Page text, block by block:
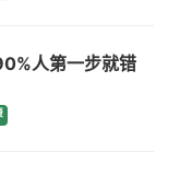
人第一步就错